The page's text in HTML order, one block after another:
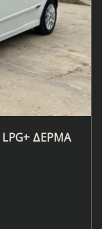
LPG+ ΔΕΡΜΑ